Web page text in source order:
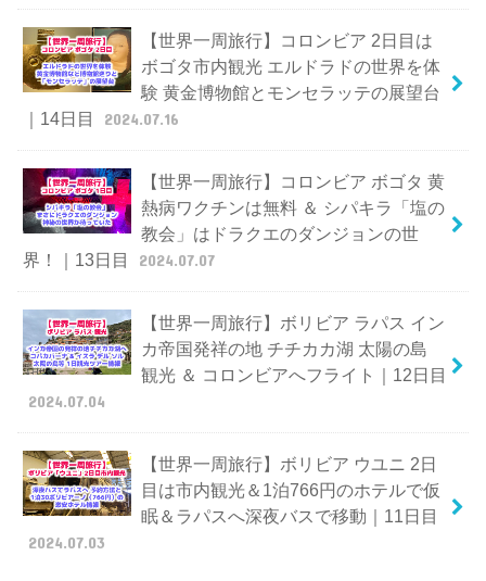
【世界一周旅行】コロンビア 2日目は
ボゴタ市内観光 エルドラドの世界を体
験 黄金博物館とモンセラッテの展望台
｜14日目
2024.07.16
【世界一周旅行】コロンビア ボゴタ 黄
熱病ワクチンは無料 ＆ シパキラ「塩の
教会」はドラクエのダンジョンの世
界！｜13日目
2024.07.07
【世界一周旅行】ボリビア ラパス イン
カ帝国発祥の地 チチカカ湖 太陽の島
観光 ＆ コロンビアへフライト｜12日目
2024.07.04
【世界一周旅行】ボリビア ウユニ 2日
目は市内観光＆1泊766円のホテルで仮
眠＆ラパスへ深夜バスで移動｜11日目
2024.07.03